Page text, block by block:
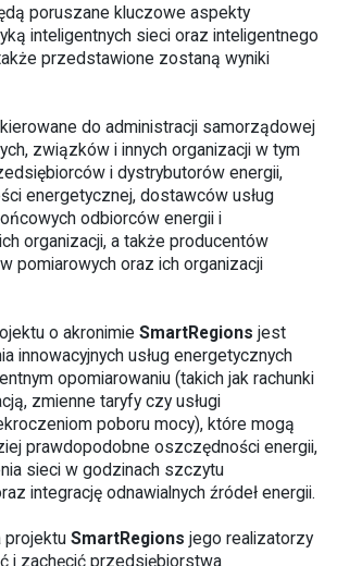
poruszane kluczowe aspekty
inteligentnych sieci oraz inteligentnego
przedstawione zostaną wyniki
do administracji samorządowej
związków i innych organizacji w tym
i dystrybutorów energii,
energetycznej, dostawców usług
odbiorców energii i
organizacji, a także producentów
pomiarowych oraz ich organizacji
o akronimie SmartRegions jest
innowacyjnych usług energetycznych
opomiarowaniu (takich jak rachunki
zmienne taryfy czy usługi
poboru mocy), które mogą
prawdopodobne oszczędności energii,
sieci w godzinach szczytu
integrację odnawialnych źródeł energii.
projektu SmartRegions jego realizatorzy
i zachęcić przedsiębiorstwa